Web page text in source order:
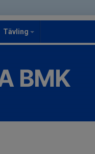
Tävling
BMK